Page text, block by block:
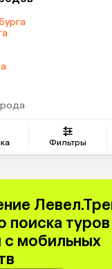
Фильтры
Вод
поиска туров
с мобильных